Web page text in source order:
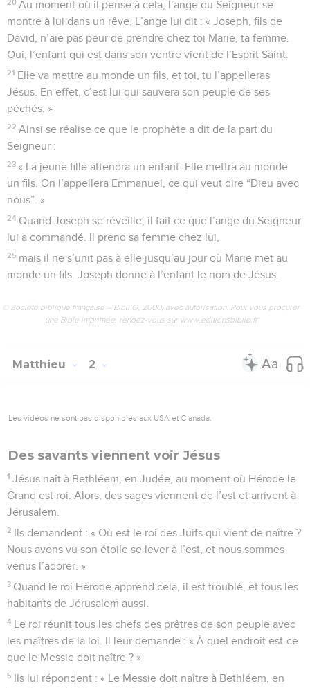
20 Au moment où il pense à cela, l’ange du Seigneur se
montre à lui dans un rêve. L’ange lui dit : « Joseph, fils de
David, n’aie pas peur de prendre chez toi Marie, ta femme.
Oui, l’enfant qui est dans son ventre vient de l’Esprit Saint.
21 Elle va mettre au monde un fils, et toi, tu l’appelleras
Jésus. En effet, c’est lui qui sauvera son peuple de ses
péchés. »
22 Ainsi se réalise ce que le prophète a dit de la part du
Seigneur :
23 « La jeune fille attendra un enfant. Elle mettra au monde
un fils. On l’appellera Emmanuel, ce qui veut dire “Dieu avec
nous”. »
24 Quand Joseph se réveille, il fait ce que l’ange du Seigneur
lui a commandé. Il prend sa femme chez lui,
25 mais il ne s’unit pas à elle jusqu’au jour où Marie met au
monde un fils. Joseph donne à l’enfant le nom de Jésus.
© Société biblique française – Bibli’O, 2000, avec autorisation. Pour vous procurer
une Bible imprimée, rendez-vous sur www.editionsbiblio.fr
Matthieu 2
Les vidéos ne sont pas disponibles aux USA et C anada.
Des savants viennent voir Jésus
1 Jésus naît à Bethléem, en Judée, au moment où Hérode le
Grand est roi. Alors, des sages viennent de l’est et arrivent à
Jérusalem.
2 Ils demandent : « Où est le roi des Juifs qui vient de naître ?
Nous avons vu son étoile se lever à l’est, et nous sommes
venus l’adorer. »
3 Quand le roi Hérode apprend cela, il est troublé, et tous les
habitants de Jérusalem aussi.
4 Le roi réunit tous les chefs des prêtres de son peuple avec
les maîtres de la loi. Il leur demande : « À quel endroit est-ce
que le Messie doit naître ? »
5 Ils lui répondent : « Le Messie doit naître à Bethléem, en